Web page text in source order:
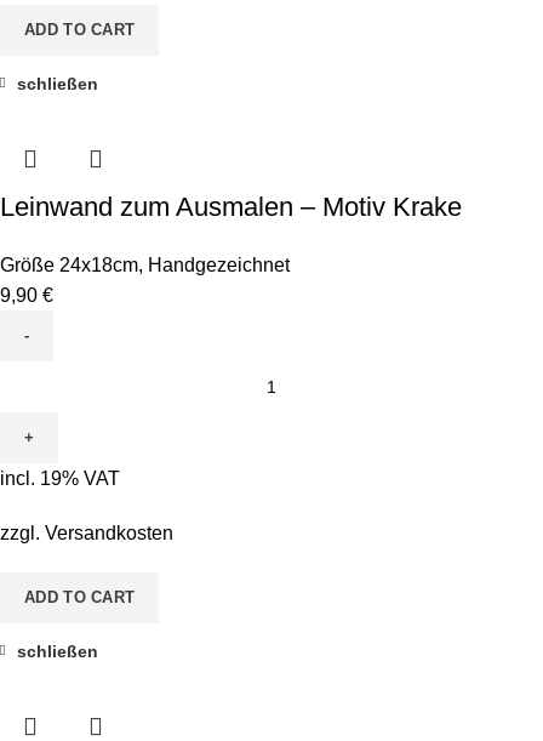
ADD TO CART
schließen
Leinwand zum Ausmalen – Motiv Krake
Größe 24x18cm, Handgezeichnet
9,90 €
Ausmalen
-
Krake
incl. 19% VAT
zzgl. Versandkosten
ADD TO CART
schließen